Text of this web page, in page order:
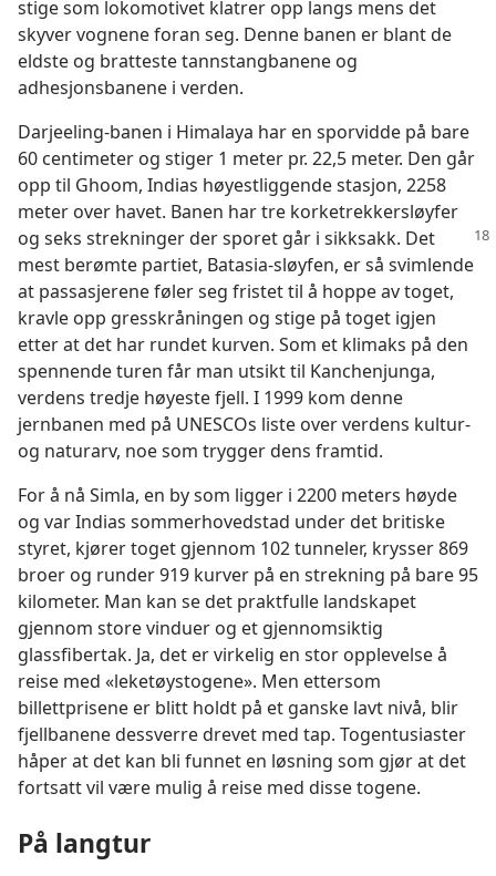
stige som lokomotivet klatrer opp langs mens det
skyver vognene foran seg. Denne banen er blant de
eldste og bratteste tannstangbanene og
adhesjonsbanene i verden.
Darjeeling-banen i Himalaya har en sporvidde på bare
60 centimeter og stiger 1 meter pr. 22,5 meter. Den går
opp til Ghoom, Indias høyestliggende stasjon, 2258
meter over havet. Banen har tre korketrekkersløyfer
og seks strekninger der sporet går i sikksakk. Det
mest berømte partiet, Batasia-sløyfen, er så svimlende
at passasjerene føler seg fristet til å hoppe av toget,
kravle opp gresskråningen og stige på toget igjen
etter at det har rundet kurven. Som et klimaks på den
spennende turen får man utsikt til Kanchenjunga,
verdens tredje høyeste fjell. I 1999 kom denne
jernbanen med på UNESCOs liste over verdens kultur-
og naturarv, noe som trygger dens framtid.
For å nå Simla, en by som ligger i 2200 meters høyde
og var Indias sommerhovedstad under det britiske
styret, kjører toget gjennom 102 tunneler, krysser 869
broer og runder 919 kurver på en strekning på bare 95
kilometer. Man kan se det praktfulle landskapet
gjennom store vinduer og et gjennomsiktig
glassfibertak. Ja, det er virkelig en stor opplevelse å
reise med «leketøystogene». Men ettersom
billettprisene er blitt holdt på et ganske lavt nivå, blir
fjellbanene dessverre drevet med tap. Togentusiaster
håper at det kan bli funnet en løsning som gjør at det
fortsatt vil være mulig å reise med disse togene.
På langtur